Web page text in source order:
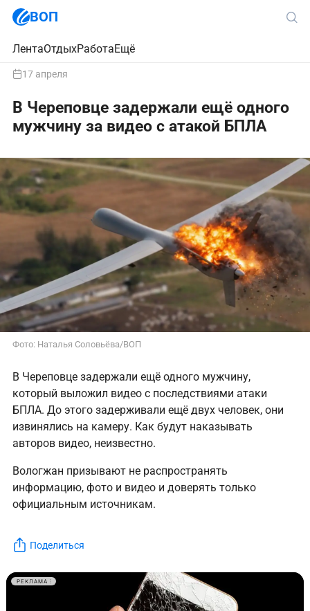
ВОП
ЛентаОтдыхРаботаЕщё
17 апреля
В Череповце задержали ещё одного
мужчину за видео с атакой БПЛА
Фото: Наталья Соловьёва/ВОП
В Череповце задержали ещё одного мужчину,
который выложил видео с последствиями атаки
БПЛА. До этого задерживали ещё двух человек, они
извинялись на камеру. Как будут наказывать
авторов видео, неизвестно.
Вологжан призывают не распространять
информацию, фото и видео и доверять только
официальным источникам.
Поделиться
РЕКЛАМА